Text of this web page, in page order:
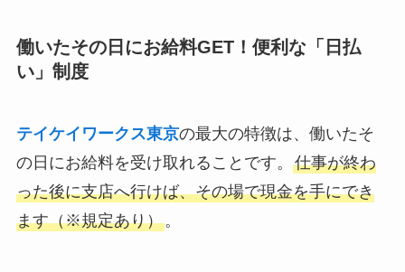
働いたその日にお給料GET！便利な「日払
い」制度
テイケイワークス東京の最大の特徴は、働いたそ
の日にお給料を受け取れることです。 仕事が終わ
った後に支店へ行けば、その場で現金を手にでき
ます（※規定あり）。